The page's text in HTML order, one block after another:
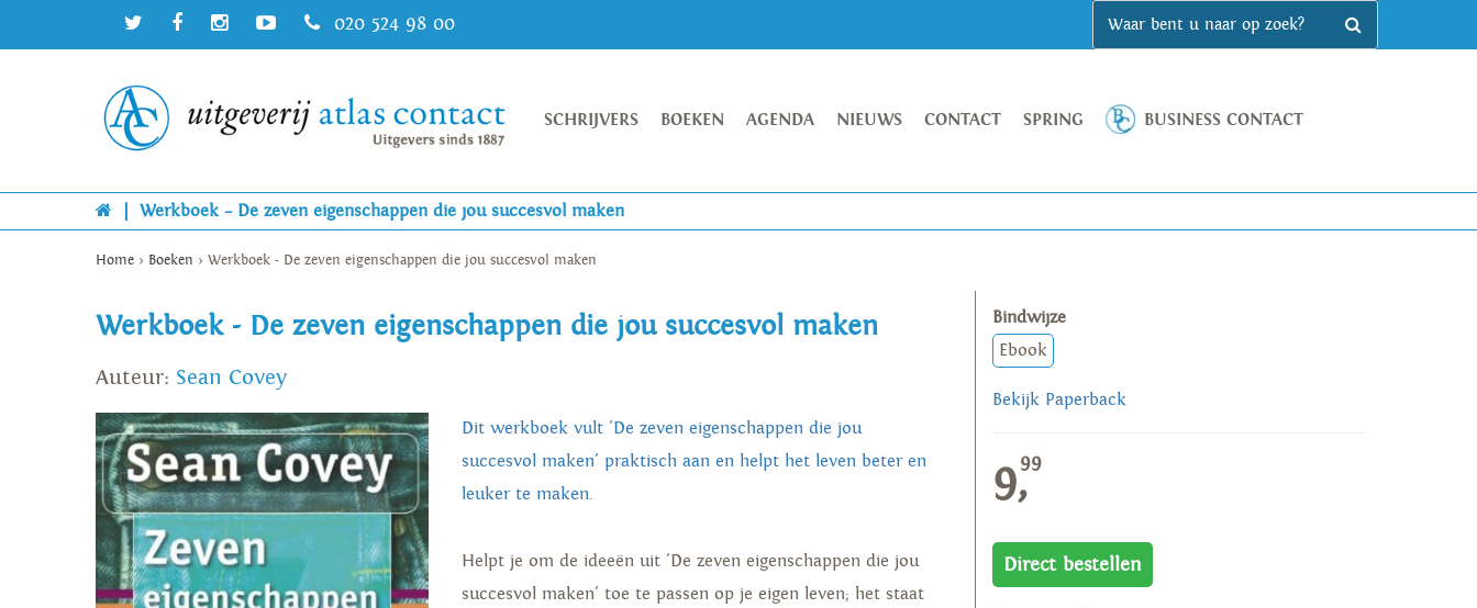
020 524 98 00
SCHRIJVERS BOEKEN AGENDA NIEUWS CONTACT SPRING BUSINESS CONTACT
Werkboek – De zeven eigenschappen die jou succesvol maken
Home > Boeken > Werkboek - De zeven eigenschappen die jou succesvol maken
Werkboek - De zeven eigenschappen die jou succesvol maken
Auteur: Sean Covey
Dit werkboek vult 'De zeven eigenschappen die jou
succesvol maken' praktisch aan en helpt het leven beter en
leuker te maken.
Helpt je om de ideeën uit 'De zeven eigenschappen die jou
succesvol maken' toe te passen op je eigen leven; het staat
Bindwijze
Ebook
Bekijk Paperback
9,99
Direct bestellen